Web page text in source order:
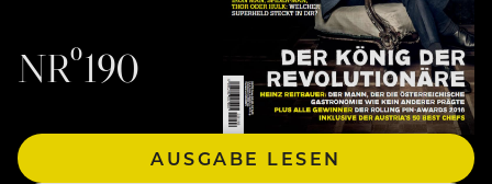
NRº190
AUSGABE LESEN